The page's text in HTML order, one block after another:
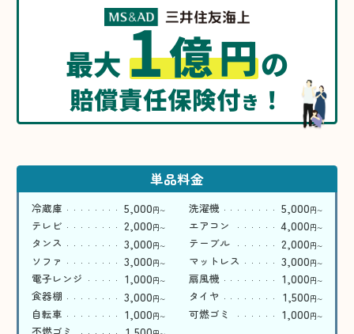
最大1億円の
賠償責任保険付き ！
単品料金
冷蔵庫 5,000円〜 洗濯機 5,000円〜
テレビ 2,000円〜 エアコン 4,000円〜
タンス 3,000円〜 テーブル 2,000円〜
ソファ 3,000円〜 マットレス 3,000円〜
電子レンジ 1,000円〜 扇風機 1,000円〜
食器棚 3,000円〜 タイヤ 1,500円〜
自転車 1,000円〜 可燃ゴミ 1,000円〜